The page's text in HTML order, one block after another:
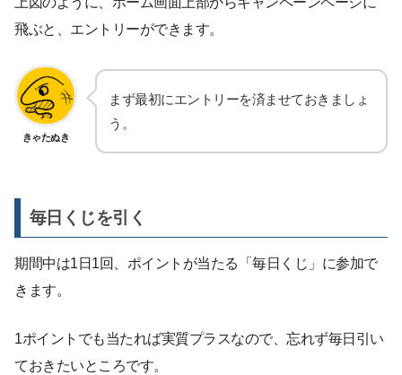
飛ぶと、エントリーができます。
きゃたぬき
まず最初にエントリーを済ませておきましょ
う。
毎日くじを引く
期間中は1日1回、ポイントが当たる「毎日くじ」に参加で
きます。
1ポイントでも当たれば実質プラスなので、忘れず毎日引い
ておきたいところです。